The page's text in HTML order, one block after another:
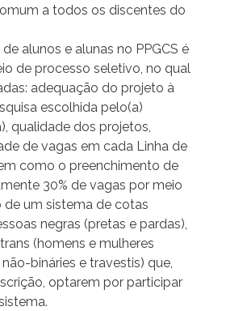
a todos os discentes do
alunos e alunas no PPGCS é
de processo seletivo, no qual
adequação do projeto à
escolhida pelo(a)
qualidade dos projetos,
de vagas em cada Linha de
como o preenchimento de
30% de vagas por meio
de um sistema de cotas
negras (pretas e pardas),
(homens e mulheres
bináries e travestis) que,
optarem por participar